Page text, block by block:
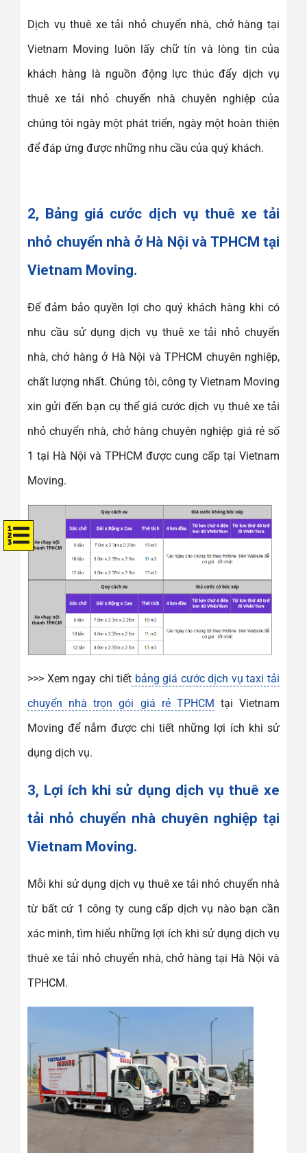
Dịch vụ thuê xe tải nhỏ chuyển nhà, chở hàng tại
Vietnam Moving luôn lấy chữ tín và lòng tin của
khách hàng là nguồn động lực thúc đẩy dịch vụ
thuê xe tải nhỏ chuyển nhà chuyên nghiệp của
chúng tôi ngày một phát triển, ngày một hoàn thiện
để đáp ứng được những nhu cầu của quý khách.
2, Bảng giá cước dịch vụ thuê xe tải
nhỏ chuyển nhà ở Hà Nội và TPHCM tại
Vietnam Moving.
Để đảm bảo quyền lợi cho quý khách hàng khi có
nhu cầu sử dụng dịch vụ thuê xe tải nhỏ chuyển
nhà, chở hàng ở Hà Nội và TPHCM chuyên nghiệp,
chất lượng nhất. Chúng tôi, công ty Vietnam Moving
xin gửi đến bạn cụ thể giá cước dịch vụ thuê xe tải
nhỏ chuyển nhà, chở hàng chuyên nghiệp giá rẻ số
1 tại Hà Nội và TPHCM được cung cấp tại Vietnam
Moving.
>>> Xem ngay chi tiết bảng giá cước dịch vụ taxi tải
chuyển nhà trọn gói giá rẻ TPHCM tại Vietnam
Moving để nắm được chi tiết những lợi ích khi sử
dụng dịch vụ.
3, Lợi ích khi sử dụng dịch vụ thuê xe
tải nhỏ chuyển nhà chuyên nghiệp tại
Vietnam Moving.
Mỗi khi sử dụng dịch vụ thuê xe tải nhỏ chuyển nhà
từ bất cứ 1 công ty cung cấp dịch vụ nào bạn cần
xác minh, tìm hiểu những lợi ích khi sử dụng dịch vụ
thuê xe tải nhỏ chuyển nhà, chở hàng tại Hà Nội và
TPHCM.